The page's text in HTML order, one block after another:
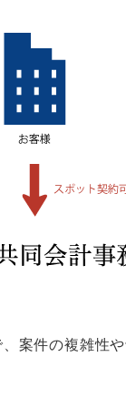
案件の複雑性